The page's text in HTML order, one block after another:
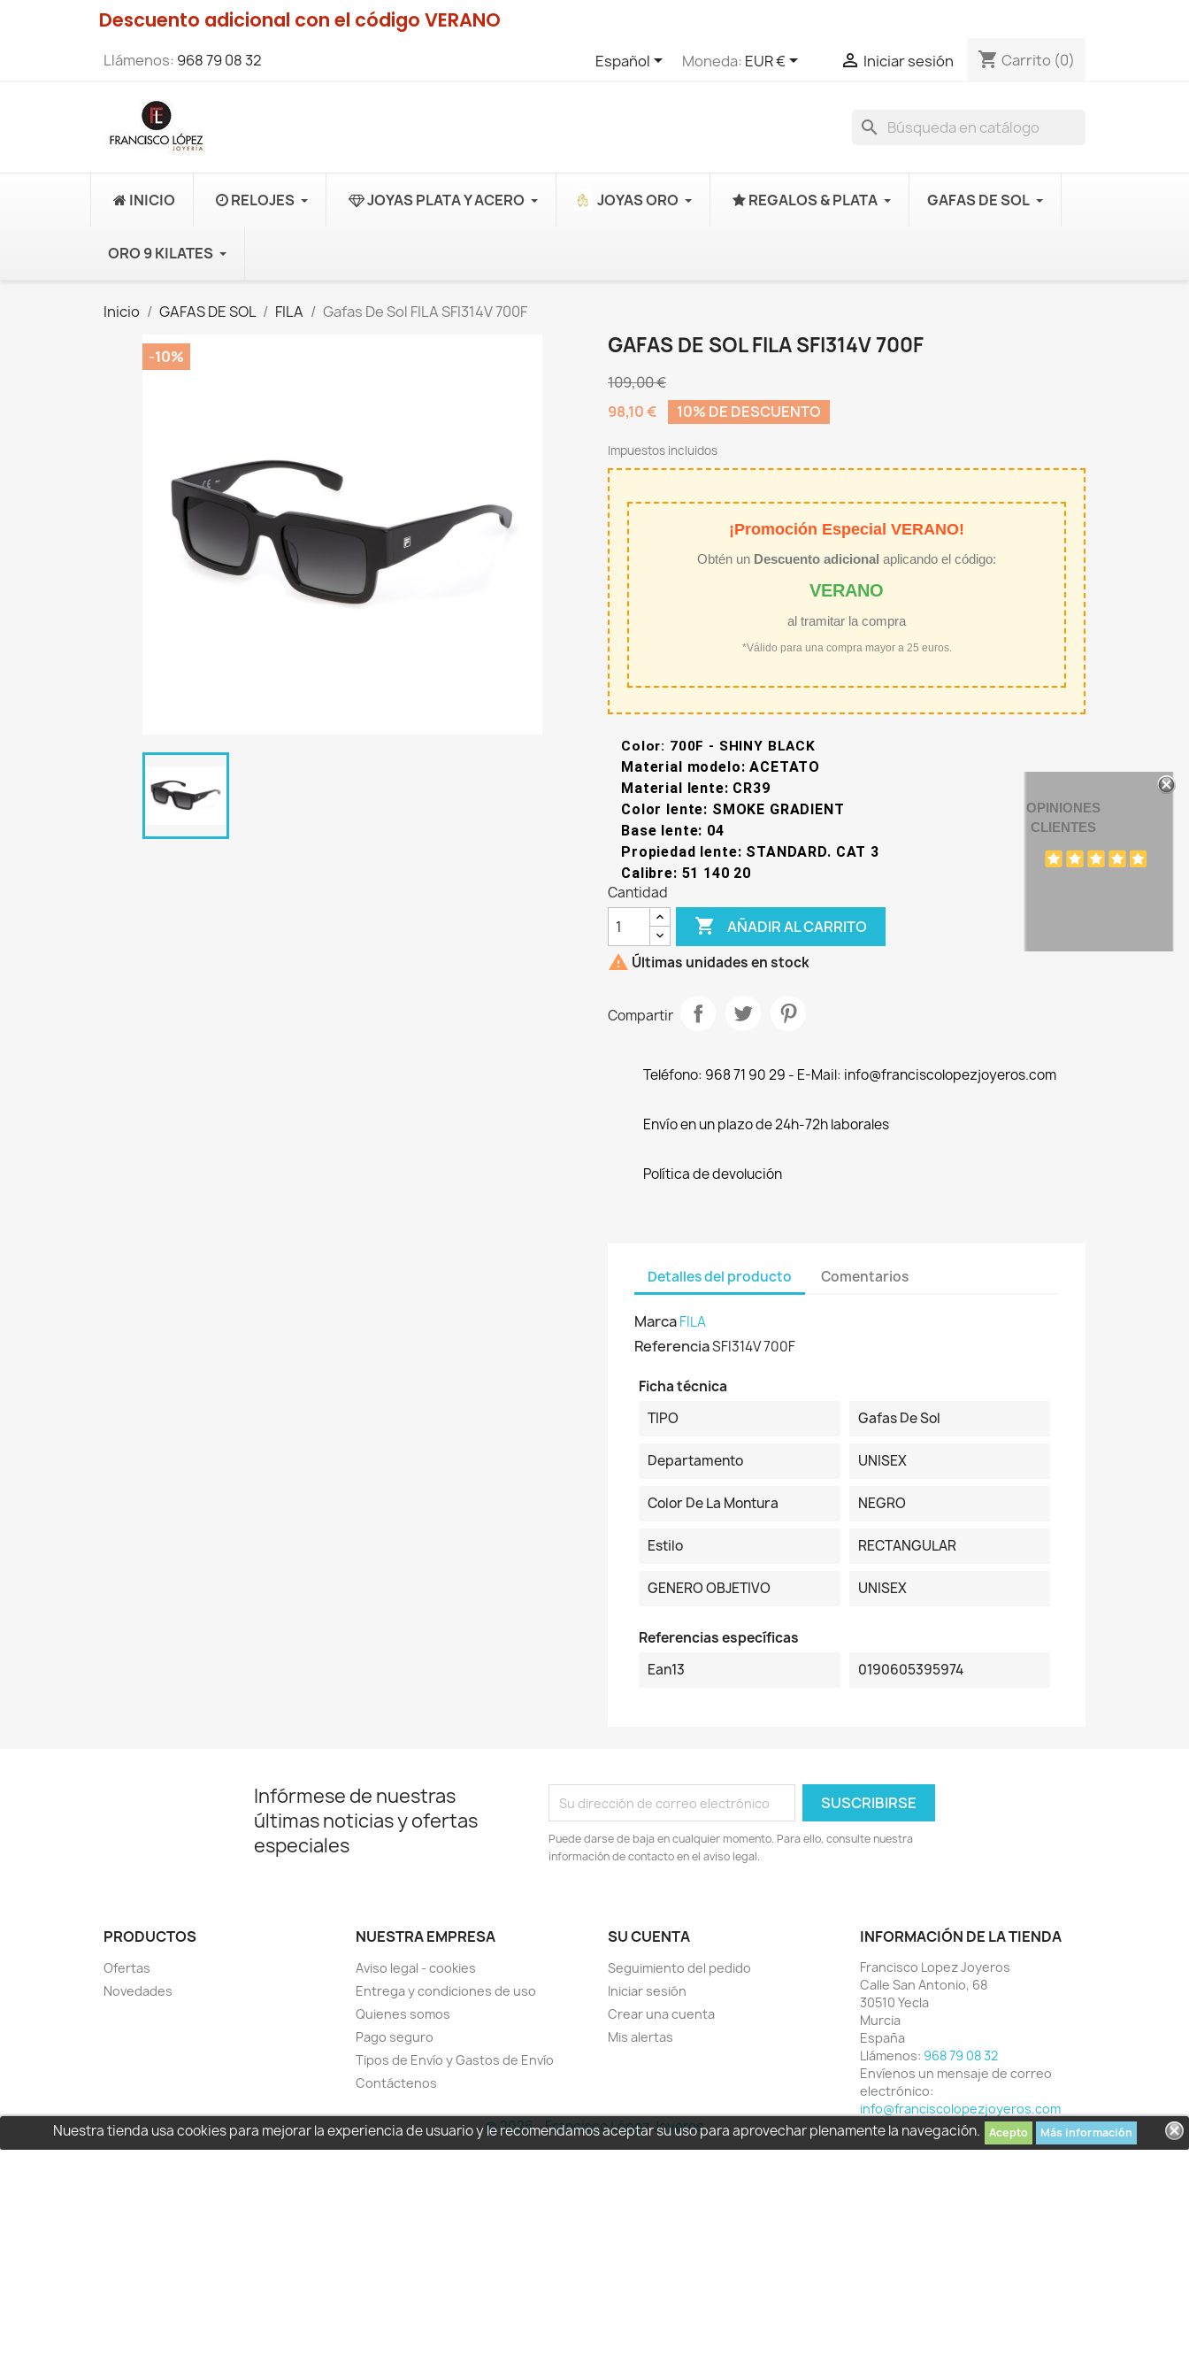
Descuento adicional con el código VERANO
Llámenos: 968 79 08 32 Español Moneda: EUR €  Iniciar sesión shopping_cart Carrito (0)
search
Nuestra tienda usa cookies para mejorar la experiencia de usuario y le recomendamos aceptar su uso para aprovechar plenamente la navegación. Acepto Más información
INICIO RELOJES JOYAS PLATA Y ACERO JOYAS ORO REGALOS & PLATA GAFAS DE SOL
ORO 9 KILATES
Inicio GAFAS DE SOL FILA Gafas De Sol FILA SFI314V 700F
-10% GAFAS DE SOL FILA SFI314V 700F
109,00 €
98,10 €
10% DE DESCUENTO
Impuestos incluidos
¡Promoción Especial VERANO!
Obtén un Descuento adicional aplicando el código:
VERANO
al tramitar la compra
*Válido para una compra mayor a 25 euros.
Color: 700F - SHINY BLACK
Material modelo: ACETATO
Material lente: CR39
Color lente: SMOKE GRADIENT
Base lente: 04
Propiedad lente: STANDARD. CAT 3
Calibre: 51 140 20
Cantidad
 AÑADIR AL CARRITO
 Últimas unidades en stock
Compartir
Teléfono: 968 71 90 29 - E-Mail: info@franciscolopezjoyeros.com
Envío en un plazo de 24h-72h laborales
Política de devolución
Detalles del producto Comentarios
MarcaFILA
ReferenciaSFI314V 700F
Ficha técnica
TIPO
Gafas De Sol
Departamento UNISEX
Color De La Montura NEGRO
Estilo RECTANGULAR
GENERO OBJETIVO UNISEX
Referencias específicas
Ean13
0190605395974
Infórmese de nuestras
últimas noticias y ofertas
especiales
Puede darse de baja en cualquier momento. Para ello, consulte nuestra
información de contacto en el aviso legal.
PRODUCTOS
Ofertas
Novedades
NUESTRA EMPRESA
Aviso legal - cookies
Entrega y condiciones de uso
Quienes somos
Pago seguro
Tipos de Envío y Gastos de Envío
Contáctenos
SU CUENTA
Seguimiento del pedido
Iniciar sesión
Crear una cuenta
Mis alertas
INFORMACIÓN DE LA TIENDA
Francisco Lopez Joyeros
Calle San Antonio, 68
30510 Yecla
Murcia
España
Llámenos: 968 79 08 32
Envíenos un mensaje de correo
electrónico:
info@franciscolopezjoyeros.com
OPINIONES
CLIENTES
© 2026 - Francisco López Joyeros